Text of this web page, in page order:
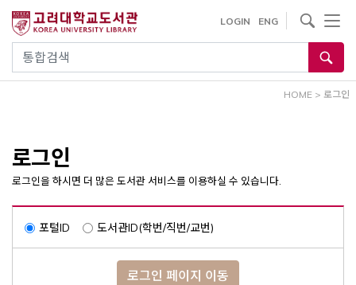
건
통합검색
LOGIN ENG
사이트내 검색
HOME > 로그인
로그인
로그인을 하시면 더 많은 도서관 서비스를 이용하실 수 있습니다.
포털ID 도서관ID(학번/직번/교번)
로그인 페이지 이동